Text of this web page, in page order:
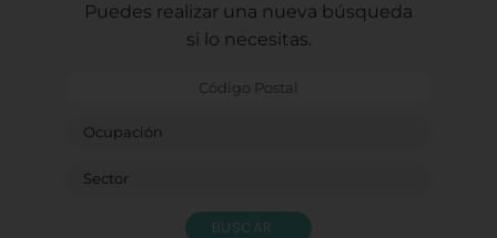
Puedes realizar una nueva búsqueda
si lo necesitas.
BUSCAR